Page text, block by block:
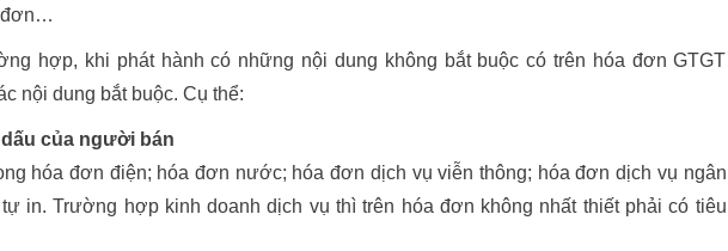
đơn…
hợp, khi phát hành có những nội dung không bắt buộc có trên hóa đơn GTGT
nội dung bắt buộc. Cụ thể:
của người bán
hóa đơn điện; hóa đơn nước; hóa đơn dịch vụ viễn thông; hóa đơn dịch vụ ngân
in. Trường hợp kinh doanh dịch vụ thì trên hóa đơn không nhất thiết phải có tiêu